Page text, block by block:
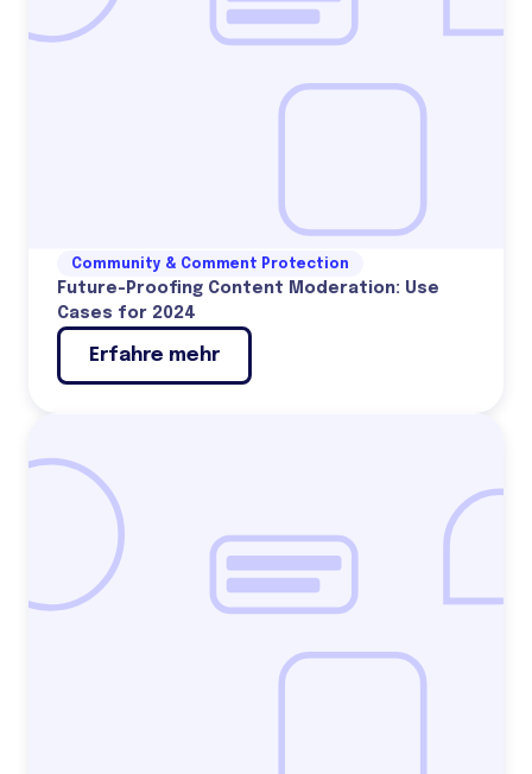
Community & Comment Protection
Future-Proofing Content Moderation: Use
Cases for 2024
Erfahre mehr